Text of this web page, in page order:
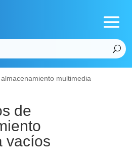
multimedia
de
vacíos